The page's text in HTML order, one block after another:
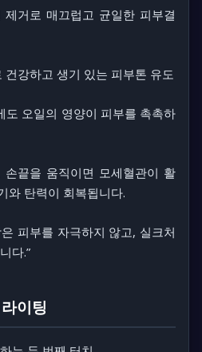
거로 매끄럽고 균일한 피부결
건강하고 생기 있는 피부톤 유도
도 오일의 영양이 피부를 촉촉하
끝을 움직이면 모세혈관이 활
와 탄력이 회복됩니다.
피부를 자극하지 않고, 실크처
다.”
이팅